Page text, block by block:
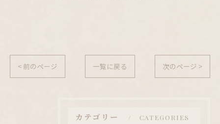
< 前のページ 一覧に戻る 次のページ >
カテゴリー CATEGORIES